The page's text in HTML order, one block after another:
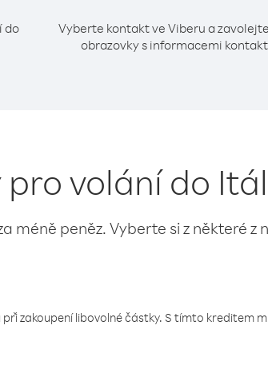
do
Vyberte kontakt ve Viberu a
obrazovky s informacemi
pro volání do
méně peněz. Vyberte si z některé
zakoupení libovolné částky. S tímto kreditem